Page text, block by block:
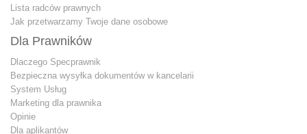
Lista radców prawnych
Jak przetwarzamy Twoje dane osobowe
Dla Prawników
Dlaczego Specprawnik
Bezpieczna wysyłka dokumentów w kancelarii
System Usług
Marketing dla prawnika
Opinie
Dla aplikantów